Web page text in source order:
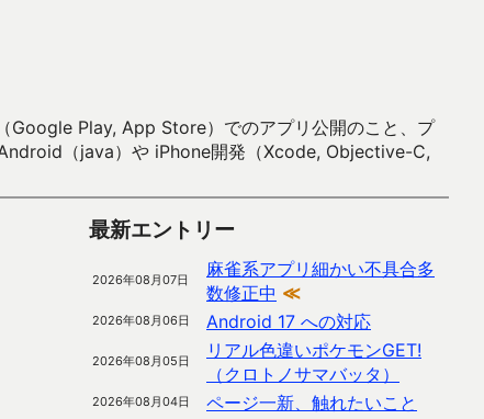
Google Play, App Store）でのアプリ公開のこと、プ
（java）や iPhone開発（Xcode, Objective-C,
最新エントリー
2026年08月07日
麻雀系アプリ細かい不具合多
数修正中 ≪
2026年08月06日 Android 17 への対応
2026年08月05日
リアル色違いポケモンGET!
（クロトノサマバッタ）
2026年08月04日 ページ一新、触れたいこと